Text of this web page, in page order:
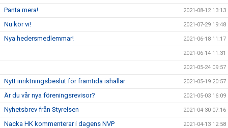
Panta mera! 2021-08-12 13:13
Nu kör vi! 2021-07-29 19:48
Nya hedersmedlemmar! 2021-06-18 11:17
2021-06-14 11:31
2021-05-24 09:57
Nytt inriktningsbeslut för framtida ishallar 2021-05-19 20:57
Är du vår nya föreningsrevisor? 2021-05-03 16:09
Nyhetsbrev från Styrelsen 2021-04-30 07:16
Nacka HK kommenterar i dagens NVP 2021-04-13 12:58